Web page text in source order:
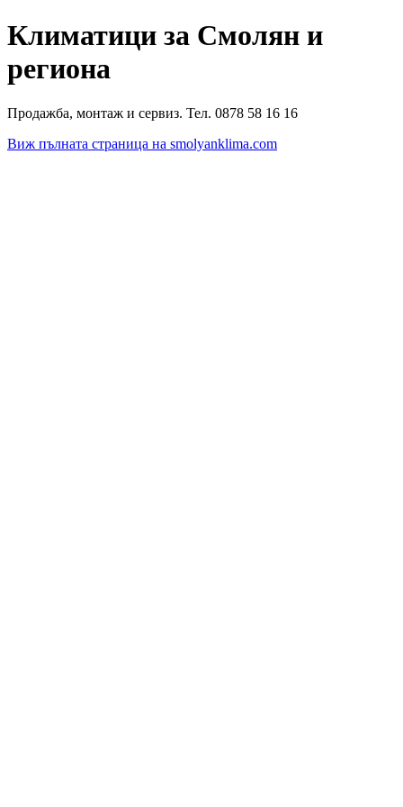
Климатици за Смолян и
региона
Продажба, монтаж и сервиз. Тел. 0878 58 16 16
Виж пълната страница на smolyanklima.com